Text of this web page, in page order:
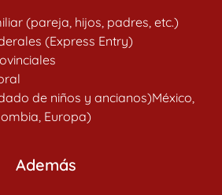
(pareja, hijos, padres, etc.)
(Express Entry)
de niños y ancianos)México,
Europa)
Además